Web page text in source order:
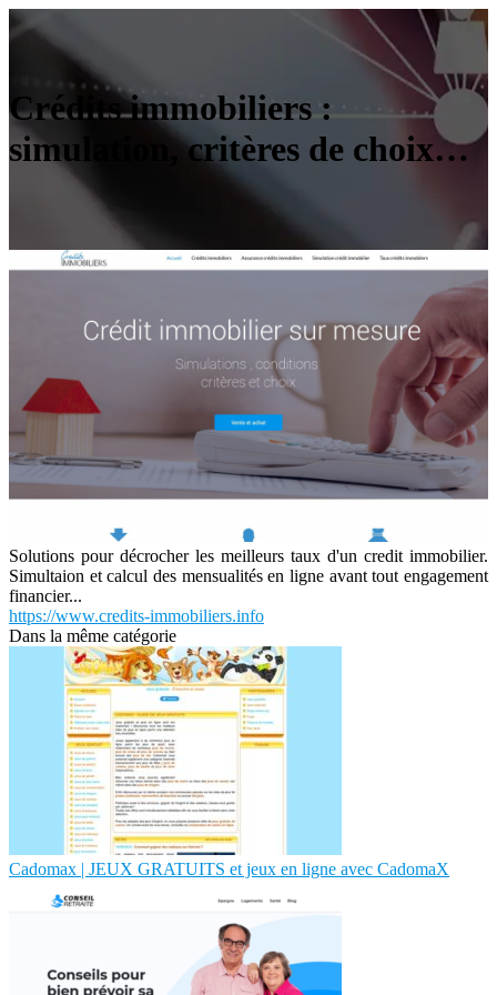
Crédits immobiliers :
simulation, critères de choix…
Solutions pour décrocher les meilleurs taux d'un credit immobilier.
Simultaion et calcul des mensualités en ligne avant tout engagement
financier...
https://www.credits-immobiliers.info
Dans la même catégorie
Cadomax | JEUX GRATUITS et jeux en ligne avec CadomaX